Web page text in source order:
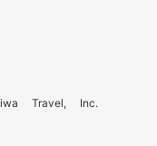
Travel, Inc.